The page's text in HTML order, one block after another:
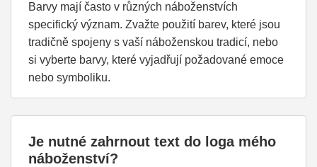
Barvy mají často v různých náboženstvích
specifický význam. Zvažte použití barev, které jsou
tradičně spojeny s vaší náboženskou tradicí, nebo
si vyberte barvy, které vyjadřují požadované emoce
nebo symboliku.
Je nutné zahrnout text do loga mého
náboženství?